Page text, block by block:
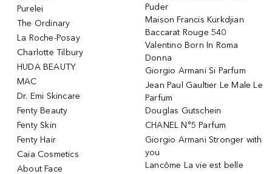
Purelei
The Ordinary
La Roche-Posay
Charlotte Tilbury
HUDA BEAUTY
MAC
Dr. Emi Skincare
Fenty Beauty
Fenty Skin
Fenty Hair
Caia Cosmetics
About Face
Puder
Maison Francis Kurkdjian
Baccarat Rouge 540
Valentino Born In Roma
Donna
Giorgio Armani Si Parfum
Jean Paul Gaultier Le Male Le
Parfum
Douglas Gutschein
CHANEL N°5 Parfum
Giorgio Armani Stronger with
you
Lancôme La vie est belle